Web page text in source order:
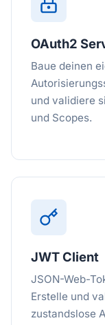
OAuth2
Baue deinen
und validiere
und Scopes.
JWT Client
JSON-Web-
Erstelle und
zustandslose